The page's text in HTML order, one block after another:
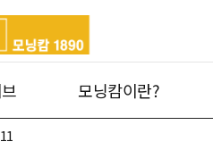
모닝캄이란?